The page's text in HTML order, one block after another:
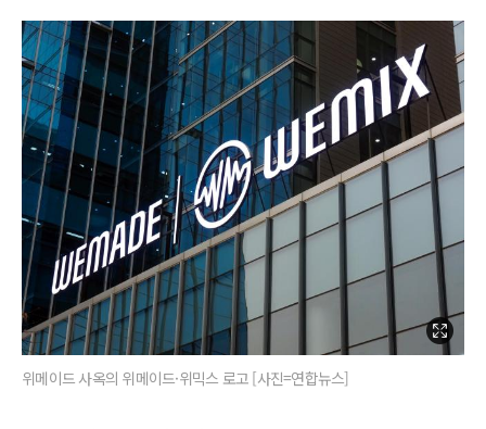
위메이드 사옥의 위메이드·위믹스 로고 [사진=연합뉴스]